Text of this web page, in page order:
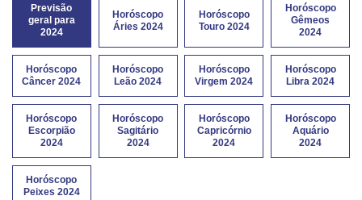
Previsão
geral para
2024
Horóscopo
Áries 2024
Horóscopo
Touro 2024
Horóscopo
Gêmeos
2024
Horóscopo
Câncer 2024
Horóscopo
Leão 2024
Horóscopo
Virgem 2024
Horóscopo
Libra 2024
Horóscopo
Escorpião
2024
Horóscopo
Sagitário
2024
Horóscopo
Capricórnio
2024
Horóscopo
Aquário
2024
Horóscopo
Peixes 2024